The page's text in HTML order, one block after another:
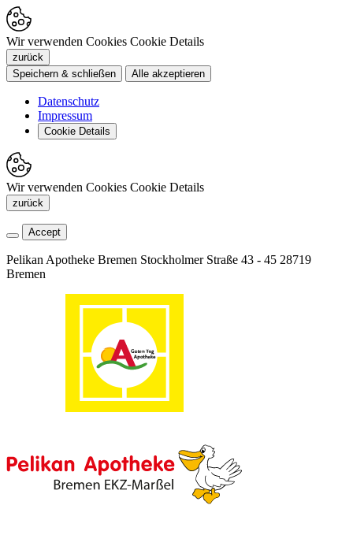
Wir verwenden Cookies Cookie Details
zurück
Speichern & schließen
Alle akzeptieren
Datenschutz
Impressum
Cookie Details
Wir verwenden Cookies Cookie Details
zurück
Accept
Pelikan Apotheke Bremen Stockholmer Straße 43 - 45 28719
Bremen